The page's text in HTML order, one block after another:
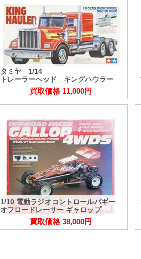
タミヤ 1/14
トレーラーヘッド キングハウラー
買取価格 11,000円
1/10 電動ラジオコントロールバギー
オフロードレーサー ギャロップ
買取価格 38,000円